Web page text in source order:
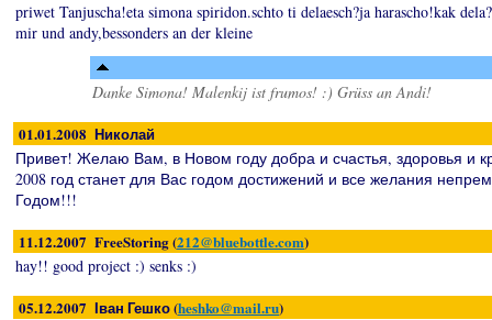
priwet Tanjuscha!eta simona spiridon.schto ti delaesch?ja harascho!kak
mir und andy,bessonders an der kleine
Danke Simona! Malenkij ist frumos! :) Grüss an Andi!
01.01.2008 Николай
Привет! Желаю Вам, в Новом году добра и счастья, здоровья и
2008 год станет для Вас годом достижений и все желания
Годом!!!
11.12.2007 FreeStoring (212@bluebottle.com)
hay!! good project :) senks :)
05.12.2007 Іван Гешко (heshko@mail.ru)